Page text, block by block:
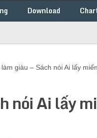
Download
giàu – Sách nói Ai lấy
nói Ai lấy